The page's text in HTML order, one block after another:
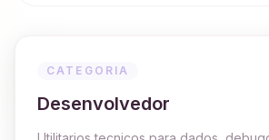
CATEGORIA
Desenvolvedor